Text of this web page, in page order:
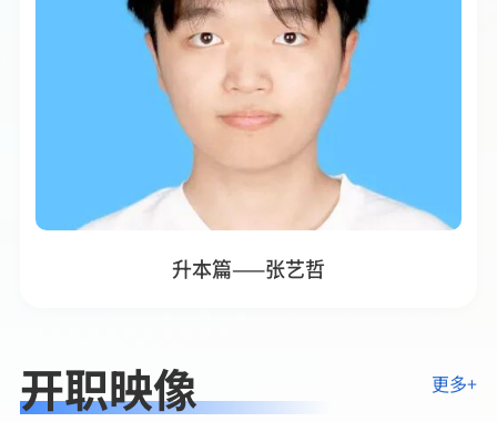
升本篇——张艺哲
开职映像 更多+